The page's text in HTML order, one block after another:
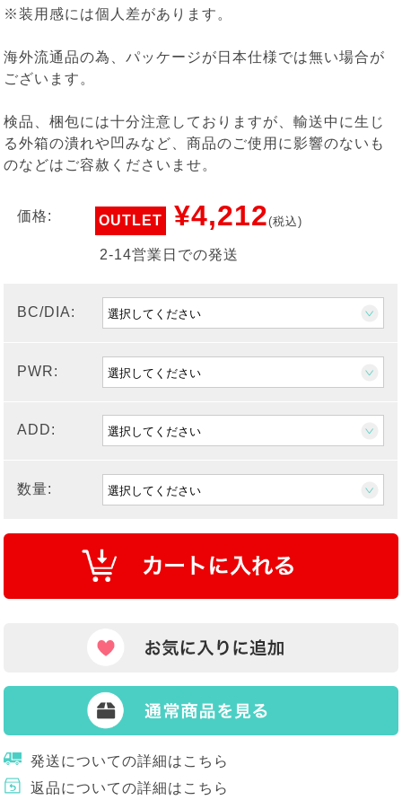
※装用感には個人差があります。
海外流通品の為、パッケージが日本仕様では無い場合が
ございます。
検品、梱包には十分注意しておりますが、輸送中に生じ
る外箱の潰れや凹みなど、商品のご使用に影響のないも
のなどはご容赦くださいませ。
価格: OUTLET ¥4,212(税込)
2-14営業日での発送
BC/DIA:
PWR:
ADD:
数量:
発送についての詳細はこちら
返品についての詳細はこちら